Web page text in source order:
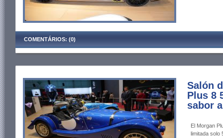
COMENTÁRIOS: (0)
Salón
Plus 8
sabor
El Morgan
limitada solo